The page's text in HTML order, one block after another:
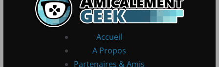
Accueil
A Propos
Partenaires & Amis